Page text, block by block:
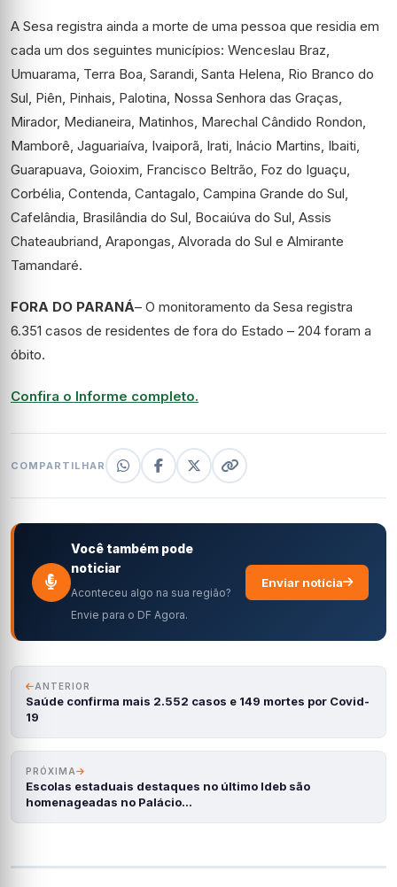
A Sesa registra ainda a morte de uma pessoa que residia em
cada um dos seguintes municípios: Wenceslau Braz,
Umuarama, Terra Boa, Sarandi, Santa Helena, Rio Branco do
Sul, Piên, Pinhais, Palotina, Nossa Senhora das Graças,
Mirador, Medianeira, Matinhos, Marechal Cândido Rondon,
Mamborê, Jaguariaíva, Ivaiporã, Irati, Inácio Martins, Ibaiti,
Guarapuava, Goioxim, Francisco Beltrão, Foz do Iguaçu,
Corbélia, Contenda, Cantagalo, Campina Grande do Sul,
Cafelândia, Brasilândia do Sul, Bocaiúva do Sul, Assis
Chateaubriand, Arapongas, Alvorada do Sul e Almirante
Tamandaré.
FORA DO PARANÁ– O monitoramento da Sesa registra
6.351 casos de residentes de fora do Estado – 204 foram a
óbito.
Confira o Informe completo.
COMPARTILHAR
Você também pode
noticiar
Aconteceu algo na sua região?
Envie para o DF Agora.
Enviar notícia
ANTERIOR
Saúde confirma mais 2.552 casos e 149 mortes por Covid-
19
PRÓXIMA
Escolas estaduais destaques no último Ideb são
homenageadas no Palácio…